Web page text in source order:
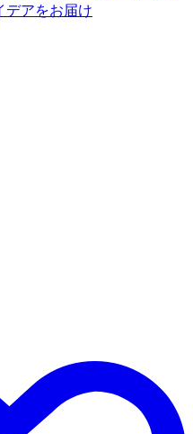
デアをお届け